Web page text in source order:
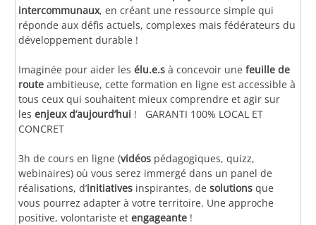
intercommunaux, en créant une ressource simple qui
réponde aux défis actuels, complexes mais fédérateurs du
développement durable !
Imaginée pour aider lesélu.e.sà concevoir unefeuille de
routeambitieuse, cette formation en ligne est accessible à
tous ceux qui souhaitent mieux comprendre et agir sur
lesenjeux d’aujourd’hui ! GARANTI 100% LOCAL ET
CONCRET
3h de cours en ligne (vidéos pédagogiques, quizz,
webinaires) où vous serez immergé dans un panel de
réalisations, d’initiatives inspirantes, desolutions que
vous pourrez adapter à votre territoire. Une approche
positive, volontariste etengageante !